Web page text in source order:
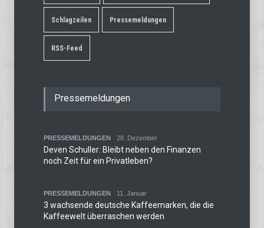
Schlagzeilen Pressemeldungen
RSS-Feed
Pressemeldungen
PRESSEMELDUNGEN 28. Dezember
Deven Schuller: Bleibt neben den Finanzen
noch Zeit für ein Privatleben?
PRESSEMELDUNGEN 11. Januar
3 wachsende deutsche Kaffeemarken, die die
Kaffeewelt überraschen werden